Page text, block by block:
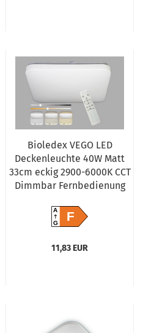
Bioledex VEGO LED
Deckenleuchte 40W Matt
33cm eckig 2900-6000K CCT
Dimmbar Fernbedienung
A
GF
11,83 EUR